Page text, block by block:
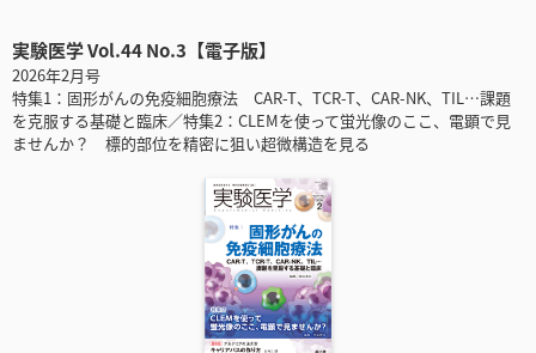
実験医学 Vol.44 No.3【電子版】
2026年2月号
特集1：固形がんの免疫細胞療法 CAR-T、TCR-T、CAR-NK、TIL…課題
を克服する基礎と臨床／特集2：CLEMを使って蛍光像のここ、電顕で見
ませんか？ 標的部位を精密に狙い超微構造を見る